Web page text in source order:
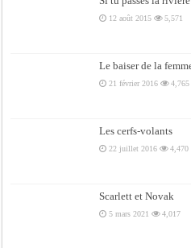
12 août 2015 5,571
Le baiser de la
21 février 2016 4,765
Les cerfs-volants
22 juillet 2016 4,470
Scarlett et Novak
5 mars 2021 4,017